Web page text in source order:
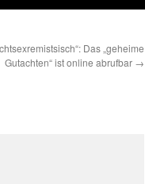
Das „geheime
Gutachten“ ist online abrufbar →